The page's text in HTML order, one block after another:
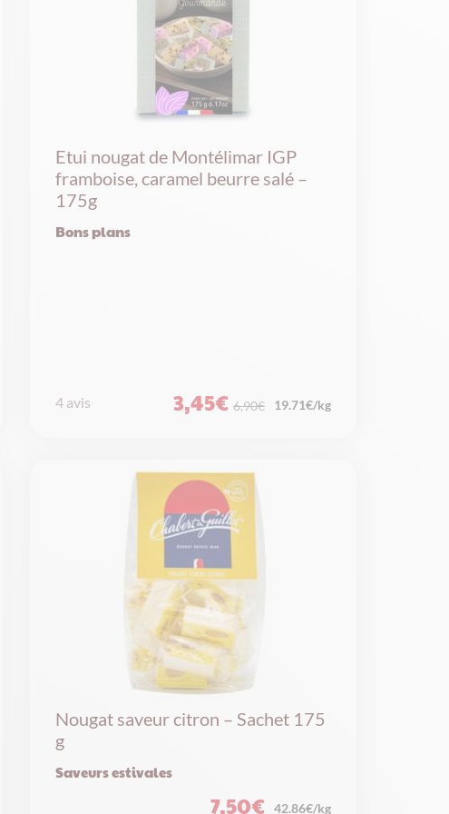
Etui nougat de Montélimar IGP
framboise, caramel beurre salé –
175g
Bons plans
6,90€Le
3,45€ Le19.71€/kg
4 avis
Nougat saveur citron – Sachet 175
g
Saveurs estivales
7,50€ 42.86€/kg